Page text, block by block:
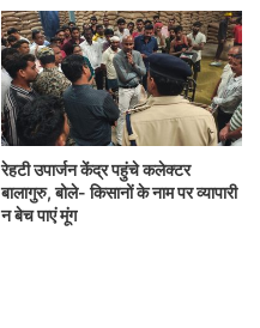
रेहटी उपार्जन केंद्र पहुंचे कलेक्टर
बालागुरु, बोले- किसानों के नाम पर व्यापारी
न बेच पाएं मूंग